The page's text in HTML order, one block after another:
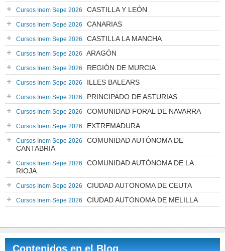
Cursos Inem Sepe 2026 CASTILLA Y LEÓN
Cursos Inem Sepe 2026 CANARIAS
Cursos Inem Sepe 2026 CASTILLA LA MANCHA
Cursos Inem Sepe 2026 ARAGÓN
Cursos Inem Sepe 2026 REGIÓN DE MURCIA
Cursos Inem Sepe 2026 ILLES BALEARS
Cursos Inem Sepe 2026 PRINCIPADO DE ASTURIAS
Cursos Inem Sepe 2026 COMUNIDAD FORAL DE NAVARRA
Cursos Inem Sepe 2026 EXTREMADURA
Cursos Inem Sepe 2026
COMUNIDAD AUTÓNOMA DE
CANTABRIA
Cursos Inem Sepe 2026
COMUNIDAD AUTÓNOMA DE LA
RIOJA
Cursos Inem Sepe 2026 CIUDAD AUTONOMA DE CEUTA
Cursos Inem Sepe 2026 CIUDAD AUTONOMA DE MELILLA
Contenidos en el Blog